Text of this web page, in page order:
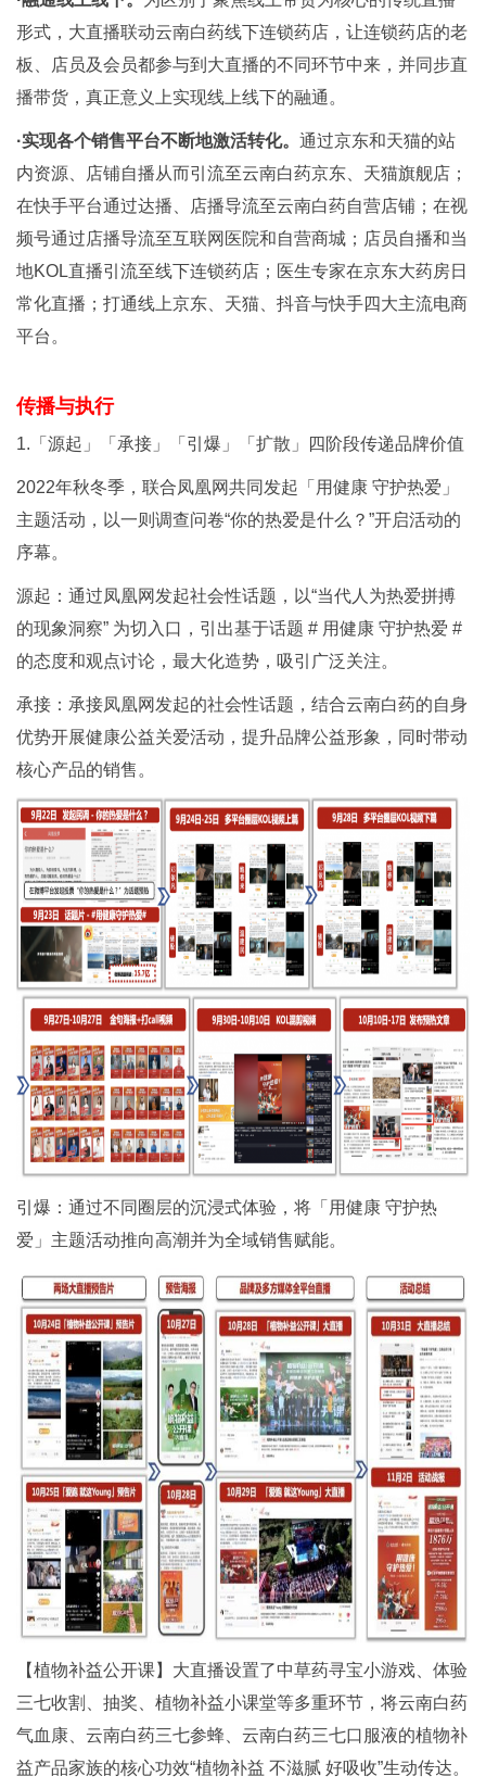
形式，大直播联动云南白药线下连锁药店，让连锁药店的老
板、店员及会员都参与到大直播的不同环节中来，并同步直
播带货，真正意义上实现线上线下的融通。
·实现各个销售平台不断地激活转化。 通过京东和天猫的站
内资源、店铺自播从而引流至云南白药京东、天猫旗舰店；
在快手平台通过达播、店播导流至云南白药自营店铺；在视
频号通过店播导流至互联网医院和自营商城；店员自播和当
地KOL直播引流至线下连锁药店；医生专家在京东大药房日
常化直播；打通线上京东、天猫、抖音与快手四大主流电商
平台。
传播与执行
1.「源起」「承接」「引爆」「扩散」四阶段传递品牌价值
2022年秋冬季，联合凤凰网共同发起「用健康 守护热爱」
主题活动，以一则调查问卷“你的热爱是什么？”开启活动的
序幕。
源起：通过凤凰网发起社会性话题，以“当代人为热爱拼搏
的现象洞察” 为切入口，引出基于话题 # 用健康 守护热爱 #
的态度和观点讨论，最大化造势，吸引广泛关注。
承接：承接凤凰网发起的社会性话题，结合云南白药的自身
优势开展健康公益关爱活动，提升品牌公益形象，同时带动
核心产品的销售。
引爆：通过不同圈层的沉浸式体验，将「用健康 守护热
爱」主题活动推向高潮并为全域销售赋能。
【植物补益公开课】大直播设置了中草药寻宝小游戏、体验
三七收割、抽奖、植物补益小课堂等多重环节，将云南白药
气血康、云南白药三七参蜂、云南白药三七口服液的植物补
益产品家族的核心功效“植物补益 不滋腻 好吸收”生动传达。